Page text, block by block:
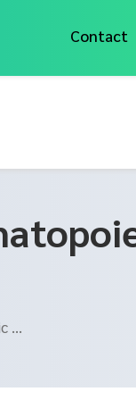
Contact
...